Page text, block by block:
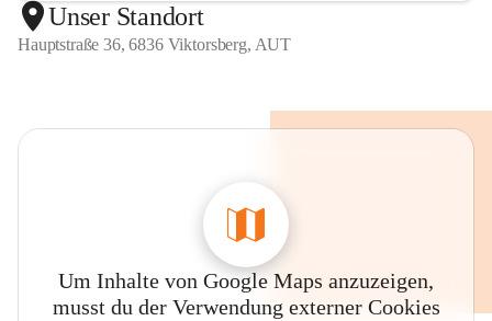
Unser Standort
Hauptstraße 36, 6836 Viktorsberg, AUT
Um Inhalte von Google Maps anzuzeigen,
musst du der Verwendung externer Cookies